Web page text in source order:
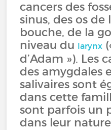
cancers des
sinus, des os de
bouche, de la
niveau du larynx
d’Adam »). Les
des amygdales
salivaires sont
dans cette
sont parfois un
dans leur